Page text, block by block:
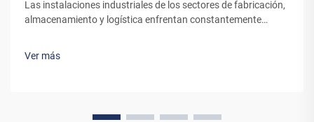
Las instalaciones industriales de los sectores de fabricación,
almacenamiento y logística enfrentan constantemente
Ver más